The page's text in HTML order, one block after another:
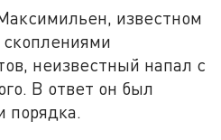
известном
неизвестный напал с
В ответ он был
порядка.